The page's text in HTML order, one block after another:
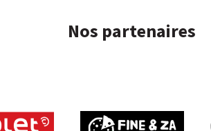
Nos partenaires